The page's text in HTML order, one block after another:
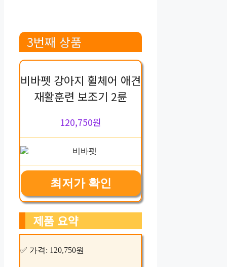
3번째 상품
비바펫 강아지 휠체어 애견
재활훈련 보조기 2륜
120,750원
최저가 확인
제품 요약
✅ 가격: 120,750원